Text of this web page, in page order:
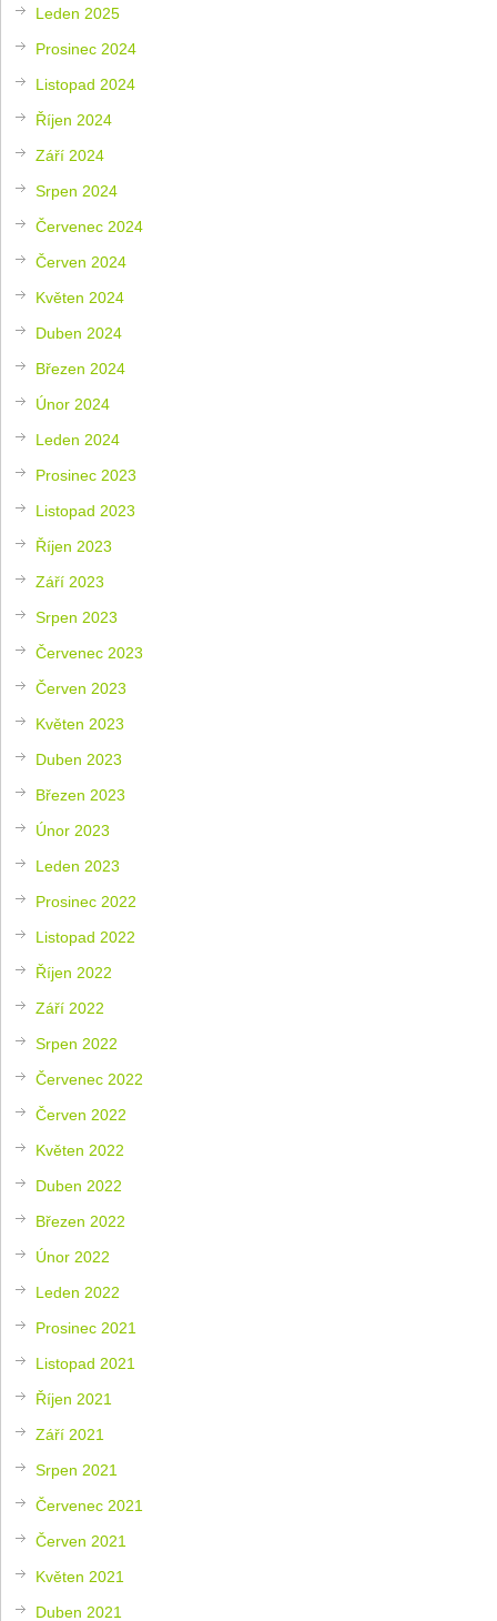
Leden 2025
Prosinec 2024
Listopad 2024
Říjen 2024
Září 2024
Srpen 2024
Červenec 2024
Červen 2024
Květen 2024
Duben 2024
Březen 2024
Únor 2024
Leden 2024
Prosinec 2023
Listopad 2023
Říjen 2023
Září 2023
Srpen 2023
Červenec 2023
Červen 2023
Květen 2023
Duben 2023
Březen 2023
Únor 2023
Leden 2023
Prosinec 2022
Listopad 2022
Říjen 2022
Září 2022
Srpen 2022
Červenec 2022
Červen 2022
Květen 2022
Duben 2022
Březen 2022
Únor 2022
Leden 2022
Prosinec 2021
Listopad 2021
Říjen 2021
Září 2021
Srpen 2021
Červenec 2021
Červen 2021
Květen 2021
Duben 2021